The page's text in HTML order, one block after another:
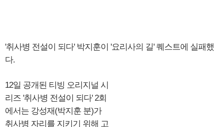
'취사병 전설이 되다' 박지훈이 '요리사의 길' 퀘스트에 실패했
다.
12일 공개된 티빙 오리지널 시
리즈 '취사병 전설이 되다' 2회
에서는 강성재(박지훈 분)가
취사병 자리를 지키기 위해 고